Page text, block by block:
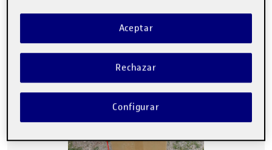
Publicado por
Francisco Sigüenza Amaro
Fecha de publicación27 abril, 2022 2:15 pm
-1 comentario
Rechazar
Aceptar
Configurar